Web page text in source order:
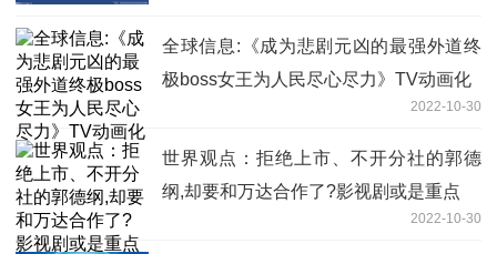
全球信息:《成为悲剧元凶的最强外道终
极boss女王为人民尽心尽力》TV动画化
2022-10-30
世界观点：拒绝上市、不开分社的郭德
纲,却要和万达合作了?影视剧或是重点
2022-10-30